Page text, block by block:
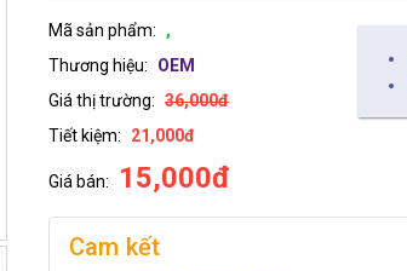
Mã sản phẩm:
,
Thương hiệu:
OEM
Giá thị trường: 36,000đ
Tiết kiệm:
21,000đ
Giá bán: 15,000đ
Cam kết